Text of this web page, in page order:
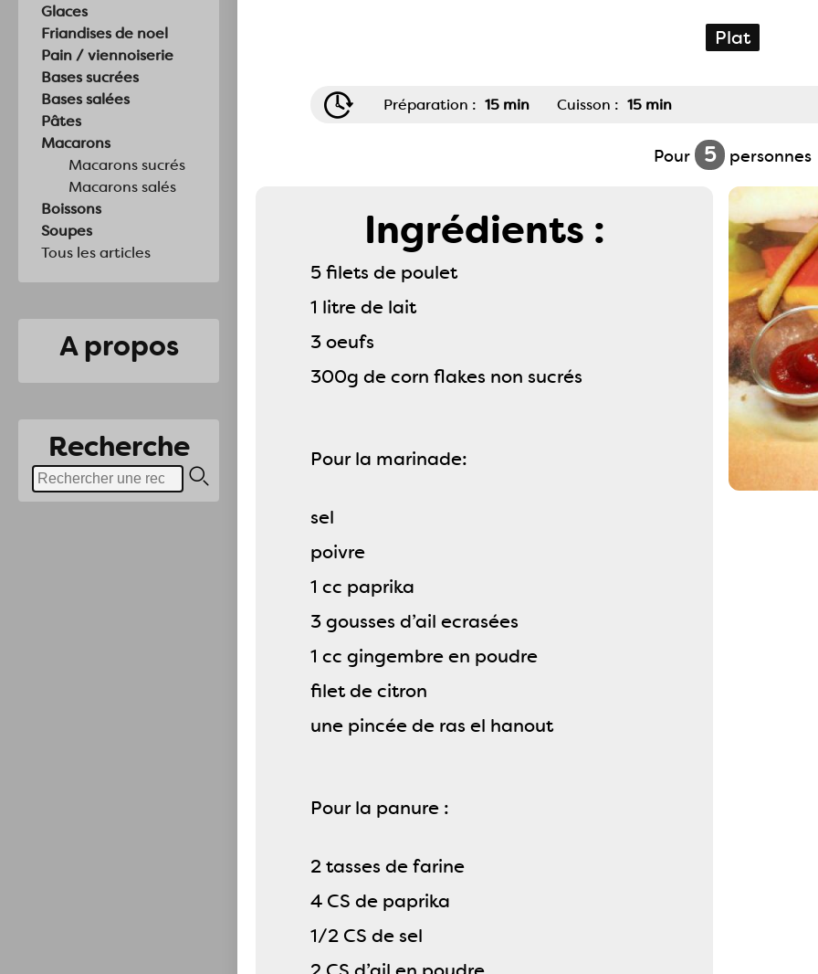
Glaces
Friandises de noel
Pain / viennoiserie
Bases sucrées
Bases salées
Pâtes
Macarons
Macarons sucrés
Macarons salés
Boissons
Soupes
Tous les articles
A propos
Recherche
Plat
Préparation : 15 min Cuisson : 15 min
Pour 5 personnes
Ingrédients :
5 filets de poulet
1 litre de lait
3 oeufs
300g de corn flakes non sucrés
Pour la marinade:
sel
poivre
1 cc paprika
3 gousses d’ail ecrasées
1 cc gingembre en poudre
filet de citron
une pincée de ras el hanout
Pour la panure :
2 tasses de farine
4 CS de paprika
1/2 CS de sel